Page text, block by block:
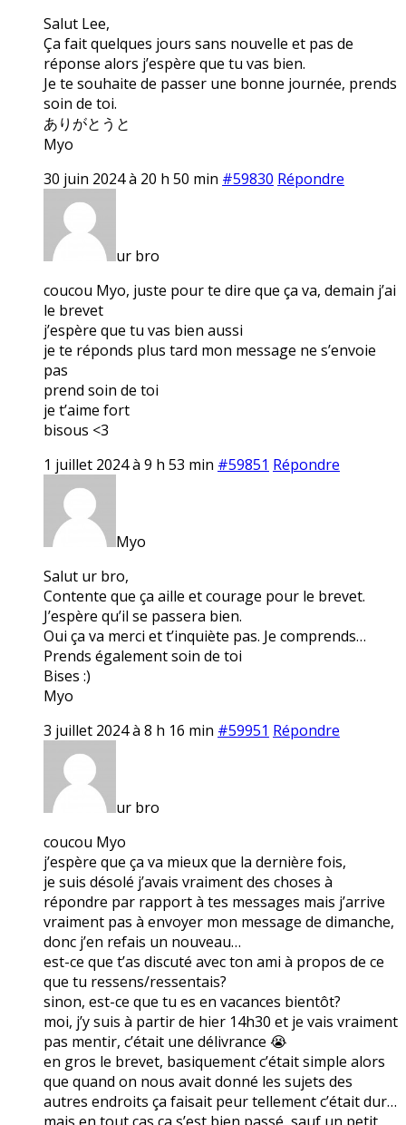
Salut Lee,
Ça fait quelques jours sans nouvelle et pas de
réponse alors j’espère que tu vas bien.
Je te souhaite de passer une bonne journée, prends
soin de toi.
ありがとうと
Myo
30 juin 2024 à 20 h 50 min #59830 Répondre
ur bro
coucou Myo, juste pour te dire que ça va, demain j’ai
le brevet
j’espère que tu vas bien aussi
je te réponds plus tard mon message ne s’envoie
pas
prend soin de toi
je t’aime fort
bisous <3
1 juillet 2024 à 9 h 53 min #59851 Répondre
Myo
Salut ur bro,
Contente que ça aille et courage pour le brevet.
J’espère qu’il se passera bien.
Oui ça va merci et t’inquiète pas. Je comprends…
Prends également soin de toi
Bises :)
Myo
3 juillet 2024 à 8 h 16 min #59951 Répondre
ur bro
coucou Myo
j’espère que ça va mieux que la dernière fois,
je suis désolé j’avais vraiment des choses à
répondre par rapport à tes messages mais j’arrive
vraiment pas à envoyer mon message de dimanche,
donc j’en refais un nouveau…
est-ce que t’as discuté avec ton ami à propos de ce
que tu ressens/ressentais?
sinon, est-ce que tu es en vacances bientôt?
moi, j’y suis à partir de hier 14h30 et je vais vraiment
pas mentir, c’était une délivrance 😭
en gros le brevet, basiquement c’était simple alors
que quand on nous avait donné les sujets des
autres endroits ça faisait peur tellement c’était dur…